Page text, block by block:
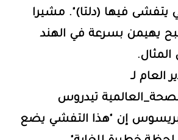
يتفشى فيها (دلتا)". مشيرا
يهيمن بسرعة في الهند
العام لـ
تيدروس
إن "هذا التفشي يضع